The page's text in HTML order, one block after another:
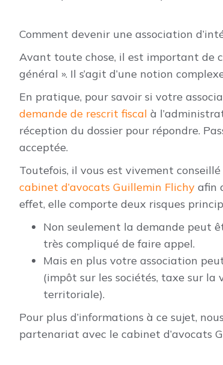
Comment devenir une association
Avant toute chose, il est important de
général ». Il s’agit d’une notion
En pratique, pour savoir si votre
demande de rescrit fiscal à
réception du dossier pour répondre.
acceptée.
Toutefois, il vous est vivement
cabinet d’avocats Guillemin Flichy afin
effet, elle comporte deux risques
Non seulement la demande peut
très compliqué de faire appel.
Mais en plus votre association
(impôt sur les sociétés, taxe sur
territoriale).
Pour plus d’informations à ce sujet,
partenariat avec le cabinet d’avocats